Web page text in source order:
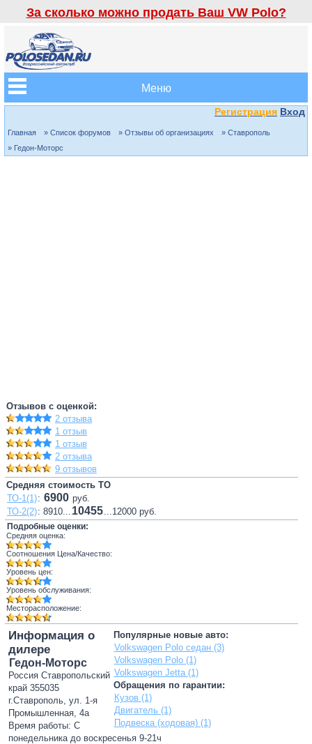
За сколько можно продать Ваш VW Polo?
Меню
Регистрация Вход
Главная » Список форумов » Отзывы об организациях
» Ставрополь
» Гедон-Моторс
Отзывов с оценкой:
2 отзыва
1 отзыв
1 отзыв
2 отзыва
9 отзывов
Средняя стоимость ТО
ТО-1(1): 6900 руб.
ТО-2(2): 8910... 10455...12000 руб.
Подробные оценки:
Средняя оценка:
Соотношения Цена/Качество:
Уровень цен:
Уровень обслуживания:
Месторасположение:
Популярные новые авто:
Volkswagen Polo седан (3)
Volkswagen Polo (1)
Volkswagen Jetta (1)
Обращения по гарантии:
Кузов (1)
Двигатель (1)
Подвеска (ходовая) (1)
Информация о
дилере
Гедон-Моторс
Россия Ставропольский
край 355035
г.Ставрополь, ул. 1-я
Промышленная, 4а
Время работы: С
понедельника до воскресенья 9-21ч